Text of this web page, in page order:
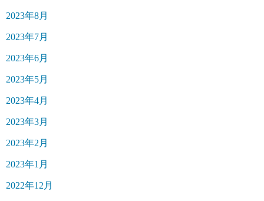
2023年8月
2023年7月
2023年6月
2023年5月
2023年4月
2023年3月
2023年2月
2023年1月
2022年12月